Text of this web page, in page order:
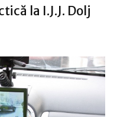
la I.J.J. Dolj